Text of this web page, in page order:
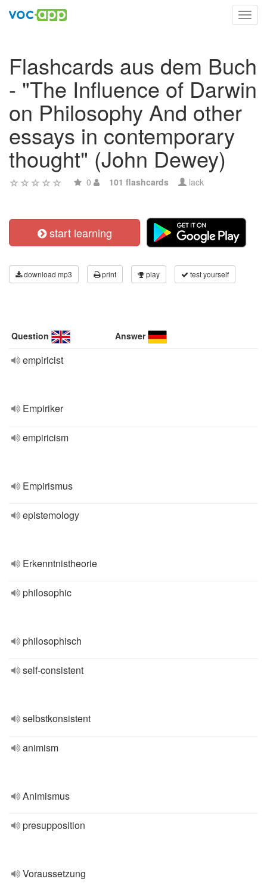
Flashcards aus dem Buch
- "The Influence of Darwin
on Philosophy And other
essays in contemporary
thought" (John Dewey)
0 101 flashcards lack
start learning
download mp3 print play test yourself
Question Answer
empiricist
Empiriker
empiricism
Empirismus
epistemology
Erkenntnistheorie
philosophic
philosophisch
self-consistent
selbstkonsistent
animism
Animismus
presupposition
Voraussetzung